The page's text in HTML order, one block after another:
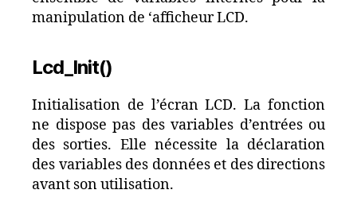
manipulation de ‘afficheur LCD.
Lcd_Init()
Initialisation de l’écran LCD. La fonction
ne dispose pas des variables d’entrées ou
des sorties. Elle nécessite la déclaration
des variables des données et des directions
avant son utilisation.